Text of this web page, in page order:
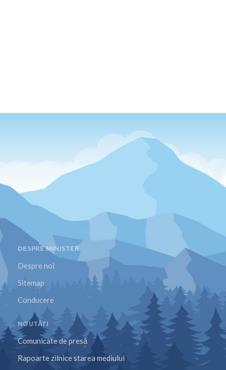
DESPRE MINISTER
Despre noi
Sitemap
Conducere
NOUTĂȚI
Comunicate de presă
Rapoarte zilnice starea mediului